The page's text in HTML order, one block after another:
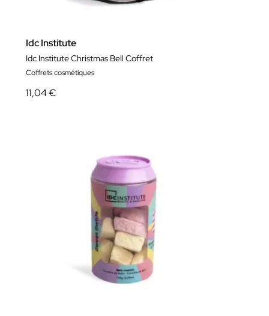
Idc Institute
Idc Institute Christmas Bell Coffret
Coffrets cosmétiques
11,04 €